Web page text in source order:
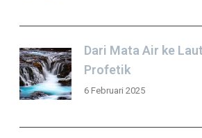
Dari Mata Air ke
Profetik
6 Februari 2025